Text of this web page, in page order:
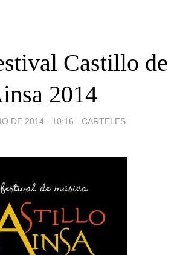
Castillo de
2014
DE 2014 - 10:16 - CARTELES